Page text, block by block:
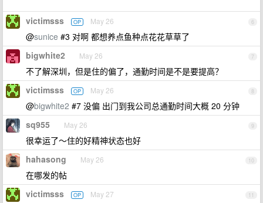
6
victimsss OP May 26
@sunice #3 对啊 都想养点鱼种点花花草草了
7
bigwhite2 May 26
不了解深圳，但是住的偏了，通勤时间是不是要提高？
8
victimsss OP May 26
@bigwhite2 #7 没偏 出门到我公司总通勤时间大概 20 分钟
9
sq955 May 26
很幸运了～住的好精神状态也好
10
hahasong May 26
在哪发的帖
11
victimsss OP May 27